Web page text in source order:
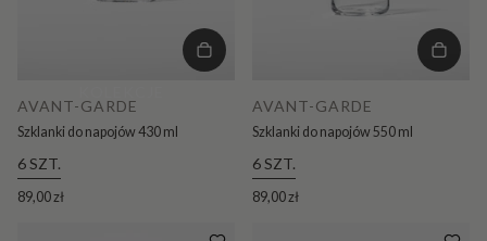
AVANT-GARDE
Szklanki do napojów 430 ml
6 SZT.
89,00 zł
AVANT-GARDE
Szklanki do napojów 550 ml
6 SZT.
89,00 zł